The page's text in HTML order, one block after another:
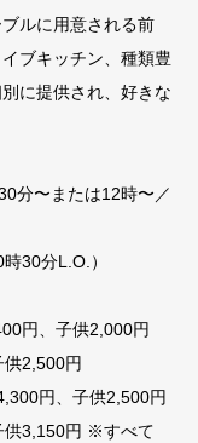
ルに用意される前
ブキッチン、種類豊
に提供され、好きな
分〜または12時〜／
30分L.O.）
円、子供2,000円
2,500円
円、子供2,500円
供3,150円 ※すべて